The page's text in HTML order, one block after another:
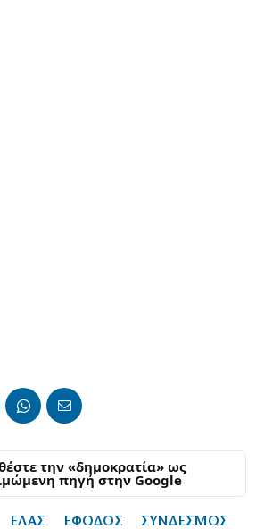
την «δημοκρατία» ως
πηγή στην Google
ΕΛΑΣ ΕΦΟΔΟΣ ΣΥΝΔΕΣΜΟΣ